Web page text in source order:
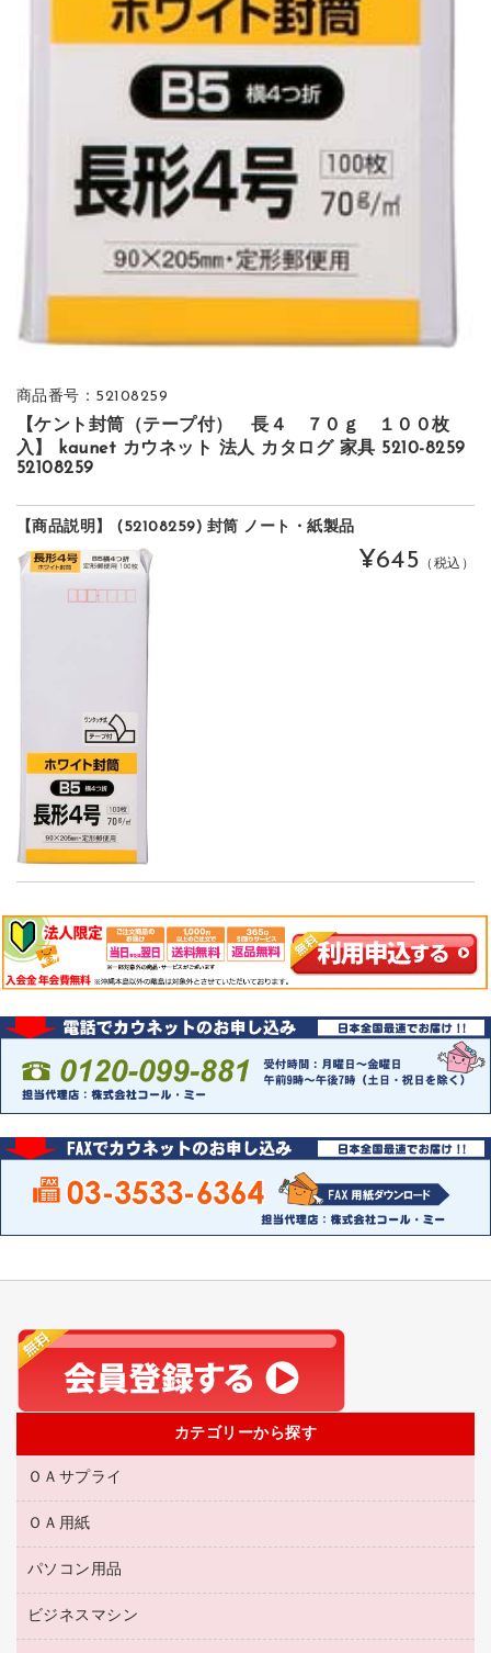
商品番号：52108259
【ケント封筒（テープ付） 長４ ７０ｇ １００枚
入】 kaunet カウネット 法人 カタログ 家具 5210-8259
52108259
【商品説明】 (52108259) 封筒 ノート・紙製品
¥645 （税込）
カテゴリーから探す
ＯＡサプライ
互換インクカートリッジ
リサイクルトナー（プール方式）
リサイクルインクカートリッジ
ＯＡ用紙
名刺用紙
ワープロ用紙
パソコン用品
パソコン周辺機器
ビジネスマシン